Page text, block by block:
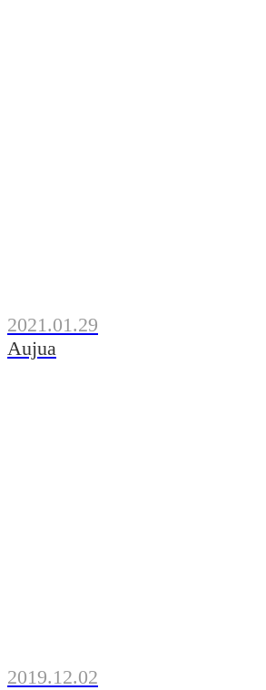
2021.01.29
Aujua
2019.12.02